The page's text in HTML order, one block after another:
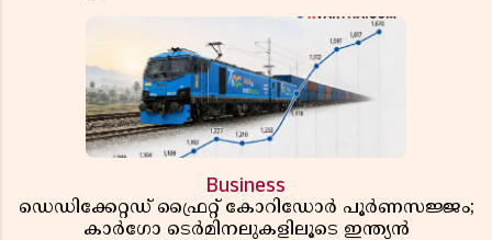
Business
ഡെഡിക്കേറ്റഡ് ഫ്രൈറ്റ് കോറിഡോർ പൂർണസജ്ജം;
കാർഗോ ടെർമിനലുകളിലൂടെ ഇന്ത്യൻ